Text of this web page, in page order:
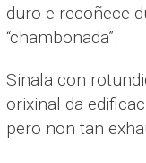
duro e recoñece
“chambonada”.
Sinala con
orixinal da
pero non tan